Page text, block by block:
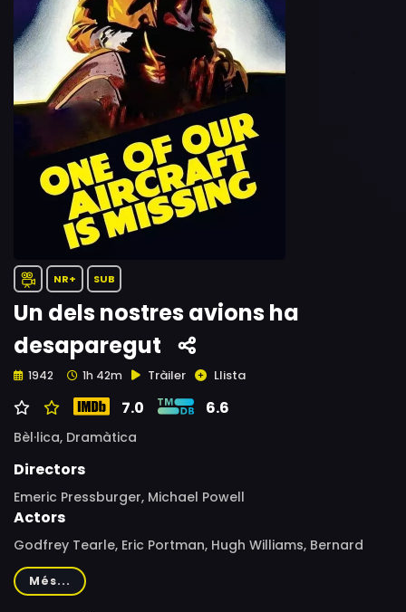
NR+ SUB
Un dels nostres avions ha
desaparegut
1942 1h 42m Tràiler Llista
7.0 6.6
Bèl·lica, Dramàtica
Directors
Emeric Pressburger, Michael Powell
Actors
Godfrey Tearle, Eric Portman, Hugh Williams, Bernard
Miles, Hugh Burden, Peter Ustinov, Googie Withers,
Pamela Brown, Joyce Redman, Robert Beatty, Robert
Més...